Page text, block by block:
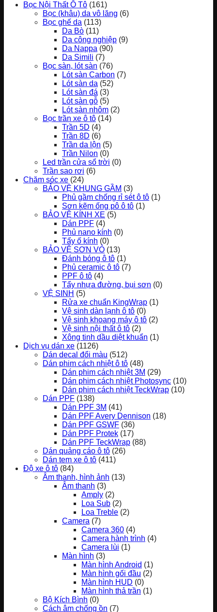
Bọc Nội Thất Ô Tô (161)
Bọc (khâu) da vô lăng (6)
Bọc ghế da (113)
Da Bò (11)
Da công nghiệp (9)
Da Nappa (90)
Da Simili (7)
Bọc sàn, lót sàn (76)
Lót sàn Carbon (7)
Lót sàn da (52)
Lót sàn đá (3)
Lót sàn gỗ (5)
Lót sàn nhôm (2)
Bọc trần xe ô tô (14)
Trần 5D (4)
Trần 8D (6)
Trần da lộn (5)
Trần Nilon (0)
Led trần cửa sổ trời (0)
Trần sao rơi (6)
Chăm sóc xe (24)
BẢO VỆ KHUNG GẦM (3)
Phủ gầm chống rỉ sét ô tô (1)
Sơn kẽm ống pô ô tô (1)
BẢO VỆ KÍNH XE (5)
Dán PPF (4)
Phủ nano kính (0)
Tẩy ố kính (0)
BẢO VỆ SƠN VỎ (13)
Đánh bóng ô tô (1)
Phủ ceramic ô tô (7)
PPF ô tô (4)
Tẩy nhựa đường, bụi sơn (0)
VỆ SINH (5)
Rửa xe chuẩn KingWrap (1)
Vệ sinh dàn lạnh ô tô (0)
Vệ sinh khoang máy ô tô (2)
Vệ sinh nội thất ô tô (2)
Xông tinh dầu diệt khuẩn (1)
Dịch vụ dán xe (1126)
Dán decal đổi màu (512)
Dán phim cách nhiệt ô tô (48)
Dán phim cách nhiệt 3M (29)
Dán phim cách nhiệt Photosync (10)
Dán phim cách nhiệt TeckWrap (10)
Dán PPF (138)
Dán PPF 3M (41)
Dán PPF Avery Dennison (18)
Dán PPF GSWF (36)
Dán PPF Protek (17)
Dán PPF TeckWrap (88)
Dán quảng cáo ô tô (26)
Dán tem xe ô tô (411)
Độ xe ô tô (84)
Âm thanh, hình ảnh (13)
Âm thanh (3)
Amply (2)
Loa Sub (2)
Loa Treble (2)
Camera (7)
Camera 360 (4)
Camera hành trình (4)
Camera lùi (1)
Màn hình (3)
Màn hình Android (1)
Màn hình gối đầu (2)
Màn hình HUD (0)
Màn hình thả trần (1)
Bộ Kích Bình (0)
Cách âm chống ồn (7)